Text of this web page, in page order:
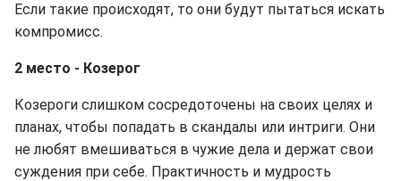
Если такие происходят, то они будут пытаться искать
компромисс.
2 место - Козерог
Козероги слишком сосредоточены на своих целях и
планах, чтобы попадать в скандалы или интриги. Они
не любят вмешиваться в чужие дела и держат свои
суждения при себе. Практичность и мудрость